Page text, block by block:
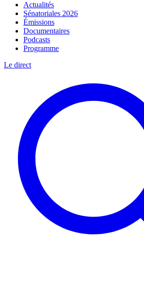
Actualités
Sénatoriales 2026
Émissions
Documentaires
Podcasts
Programme
Le direct